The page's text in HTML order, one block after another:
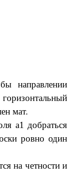
направлении
мат.
a1 добраться
ровно один
на четности и